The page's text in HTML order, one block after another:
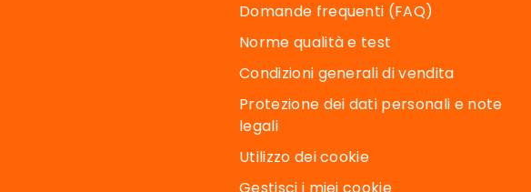
Domande frequenti (FAQ)
Norme qualità e test
Condizioni generali di vendita
Protezione dei dati personali e note
legali
Utilizzo dei cookie